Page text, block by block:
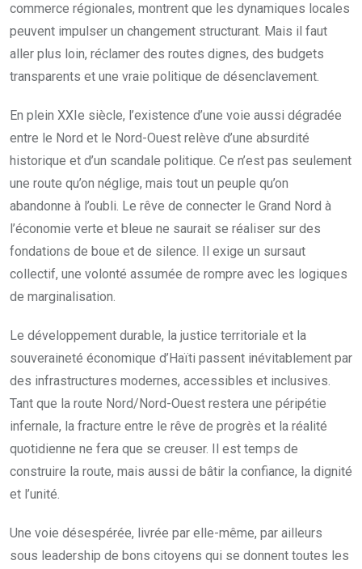
commerce régionales, montrent que les dynamiques locales
peuvent impulser un changement structurant. Mais il faut
aller plus loin, réclamer des routes dignes, des budgets
transparents et une vraie politique de désenclavement.
En plein XXIe siècle, l’existence d’une voie aussi dégradée
entre le Nord et le Nord-Ouest relève d’une absurdité
historique et d’un scandale politique. Ce n’est pas seulement
une route qu’on néglige, mais tout un peuple qu’on
abandonne à l’oubli. Le rêve de connecter le Grand Nord à
l’économie verte et bleue ne saurait se réaliser sur des
fondations de boue et de silence. Il exige un sursaut
collectif, une volonté assumée de rompre avec les logiques
de marginalisation.
Le développement durable, la justice territoriale et la
souveraineté économique d’Haïti passent inévitablement par
des infrastructures modernes, accessibles et inclusives.
Tant que la route Nord/Nord-Ouest restera une péripétie
infernale, la fracture entre le rêve de progrès et la réalité
quotidienne ne fera que se creuser. Il est temps de
construire la route, mais aussi de bâtir la confiance, la dignité
et l’unité.
Une voie désespérée, livrée par elle-même, par ailleurs
sous leadership de bons citoyens qui se donnent toutes les